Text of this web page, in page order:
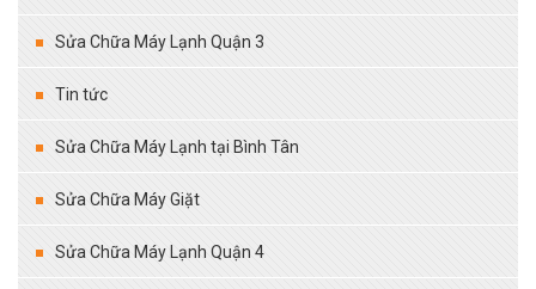
Sửa Chữa Máy Lạnh Quận 3
Tin tức
Sửa Chữa Máy Lạnh tại Bình Tân
Sửa Chữa Máy Giặt
Sửa Chữa Máy Lạnh Quận 4